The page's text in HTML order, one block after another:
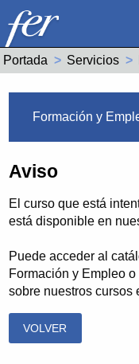
Portada Servicios
Formación y
Aviso
El curso que está
está disponible en
Puede acceder al
Formación y Empleo
sobre nuestros cursos
VOLVER